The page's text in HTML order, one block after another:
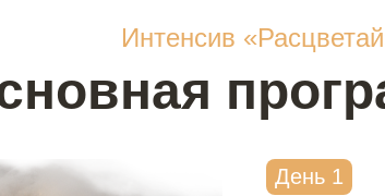
День 1
Интенсив